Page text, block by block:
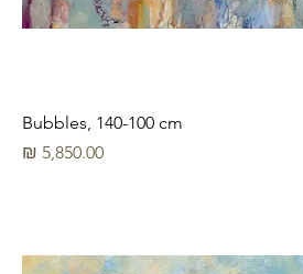
Bubbles, 140-100 cm
מחיר